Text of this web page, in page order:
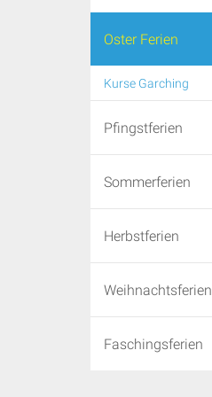
Oster Ferien
Kurse Garching
Pfingstferien
Sommerferien
Herbstferien
Weihnachtsferien
Faschingsferien